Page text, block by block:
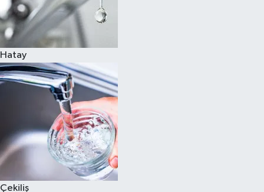
Hatay
Çekiliş